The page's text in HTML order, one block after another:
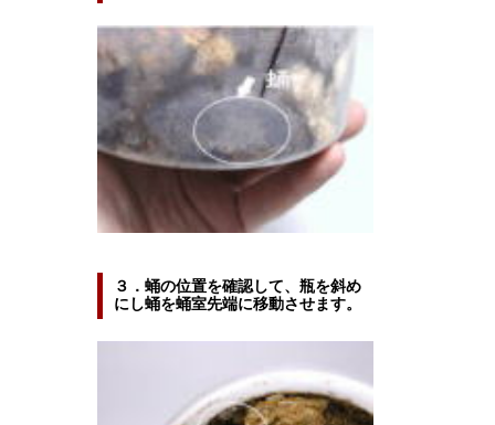
３．蛹の位置を確認して、瓶を斜め
にし蛹を蛹室先端に移動させます。